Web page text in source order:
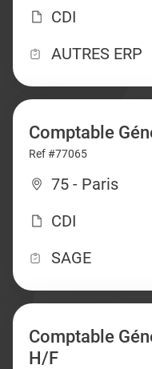
CDI
AUTRES ERP
Comptable
Ref #77065
75 - Paris
CDI
SAGE
Comptable
H/F